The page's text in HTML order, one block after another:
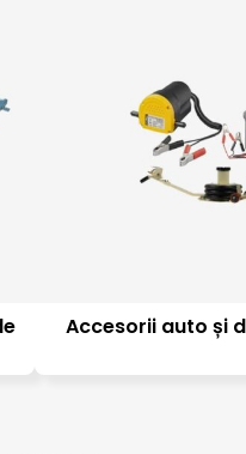
Accesorii auto și